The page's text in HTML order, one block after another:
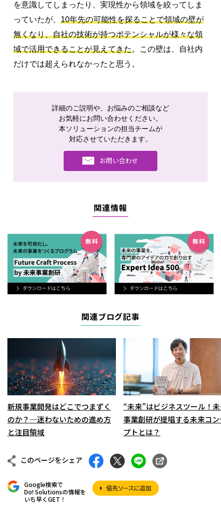
を意識してしまったり、実現性から領域を絞ってしま
っていたが、 10年先の可能性を探ることで領域の壁が
無くなり、自社の技術が持つポテンシャルが様々な領
域で活用できることが見えてきた。この壁は、自社内
だけでは超えられなかったと思う。
詳細のご説明や、お悩みのご相談など
お気軽にお問い合わせください。
本ソリューションの担当チームが
対応させていただきます。
お問い合わせ
関連情報
関連ブログ記事
新規事業開発はどこでつまずく
のか？─迷わないための進め方
と注目領域
“未来”はビジネスツール！
事業創研が提唱する未来コ
プトとは？
このページをシェア
Google検索で
Do! Solutionsの情報を
いち早くGET！